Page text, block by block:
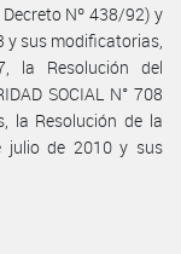
Nº 438/92) y
y sus modificatorias,
la Resolución del
SOCIAL N° 708
la Resolución de la
julio de 2010 y sus